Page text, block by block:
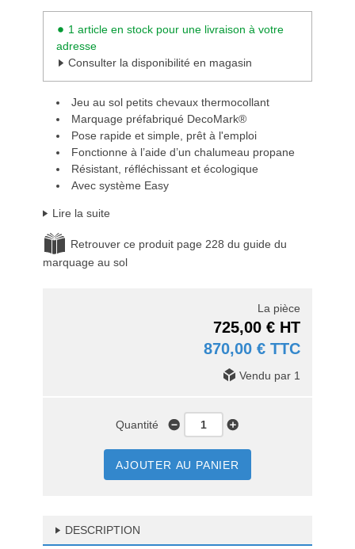
1 article en stock pour une livraison à votre
adresse
Consulter la disponibilité en magasin
Jeu au sol petits chevaux thermocollant
Marquage préfabriqué DecoMark®
Pose rapide et simple, prêt à l'emploi
Fonctionne à l’aide d’un chalumeau propane
Résistant, réfléchissant et écologique
Avec système Easy
Lire la suite
Retrouver ce produit page 228 du guide du
marquage au sol
La pièce
725,00 € HT
870,00 € TTC
Vendu par 1
Quantité
AJOUTER AU PANIER
DESCRIPTION